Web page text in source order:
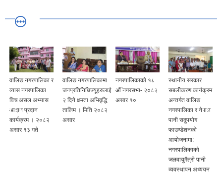
वालिङ नगरपालिका र
व्यास नगरपालिका
विच असल अभ्यास
आदान प्रदान
कार्यक्रम । २०८२
असार १३ गते
वालिङ नगरपालिकामा
जनप्रतिनिधिज्यूहरुलाई
२ दिने क्षमता अभिवृद्धि
तालिम । मिति २०८२
असार
नगरपालिकाको १८
औँ नगरसभा- २०८२
असार १०
स्थानीय सरकार
सबलीकरण कार्यक्रम
अन्तर्गत वालिङ
नगरपालिका र नेपाल
पानी सदुपयोग
फाउण्डेशनको
आयोजनामा:
नगरपालिकाको
जलवायुमैत्री पानी
व्यवस्थापन अध्ययन